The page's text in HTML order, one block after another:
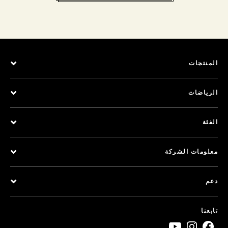
المنتجات
الرياضات
الفئة
معلومات الشركة
دعم
تابعنا